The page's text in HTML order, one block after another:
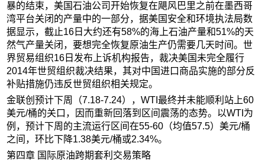
暴的结束，美国石油公司开始恢复在飓风巴里之前在墨西哥
湾平台关闭的产量中的一部分，据美国安全和环境执法局数
据显示，截止16日大约还有58%的海上石油产量和51%的天
然气产量关闭，要想完全恢复原油生产仍需要几天时间。世
界贸易组织16日发布上诉机构报告，裁决美国未完全履行
2014年世贸组织裁决结果，其对中国进口商品实施的部分反
补贴措施仍违反世贸组织相关规定。
金联创预计下周（7.18-7.24），WTI最终并未能顺利站上60
美元/桶的关口，因而重新回落到区间震荡的态势。以WTI为
例，预计下周的主流运行区间在55-60（均值57.5）美元/桶
之间，环比下降1.38美元/桶或2.34%。
第四章 国际原油跨期套利交易策略